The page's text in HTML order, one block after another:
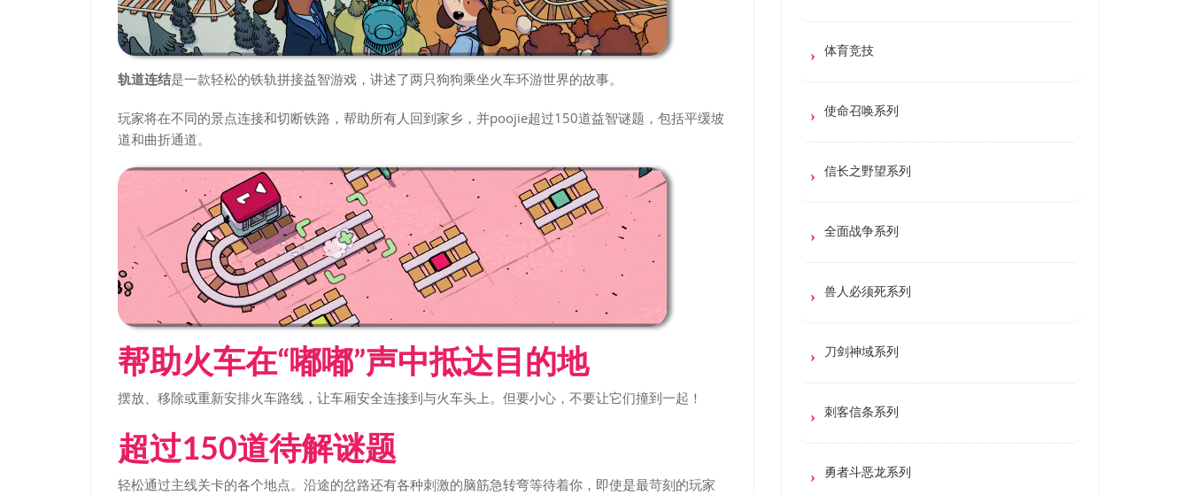
轨道连结是一款轻松的铁轨拼接益智游戏，讲述了两只狗狗乘坐火车环游世界的故事。
玩家将在不同的景点连接和切断铁路，帮助所有人回到家乡，并poojie超过150道益智谜题，包括平缓坡
道和曲折通道。
帮助火车在“嘟嘟”声中抵达目的地
摆放、移除或重新安排火车路线，让车厢安全连接到与火车头上。但要小心，不要让它们撞到一起！
超过150道待解谜题
轻松通过主线关卡的各个地点。沿途的岔路还有各种刺激的脑筋急转弯等待着你，即使是最苛刻的玩家
体育竞技
使命召唤系列
信长之野望系列
全面战争系列
兽人必须死系列
刀剑神域系列
刺客信条系列
勇者斗恶龙系列